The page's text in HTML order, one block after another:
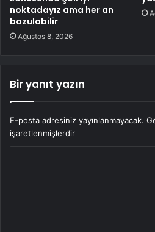
noktadayız ama her an
bozulabilir
Ağustos 8, 2026
Bir yanıt yazın
E-posta adresiniz yayınlanmayacak.
işaretlenmişlerdir